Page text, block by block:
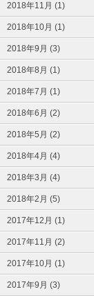
2018年11月 (1)
2018年10月 (1)
2018年9月 (3)
2018年8月 (1)
2018年7月 (1)
2018年6月 (2)
2018年5月 (2)
2018年4月 (4)
2018年3月 (4)
2018年2月 (5)
2017年12月 (1)
2017年11月 (2)
2017年10月 (1)
2017年9月 (3)